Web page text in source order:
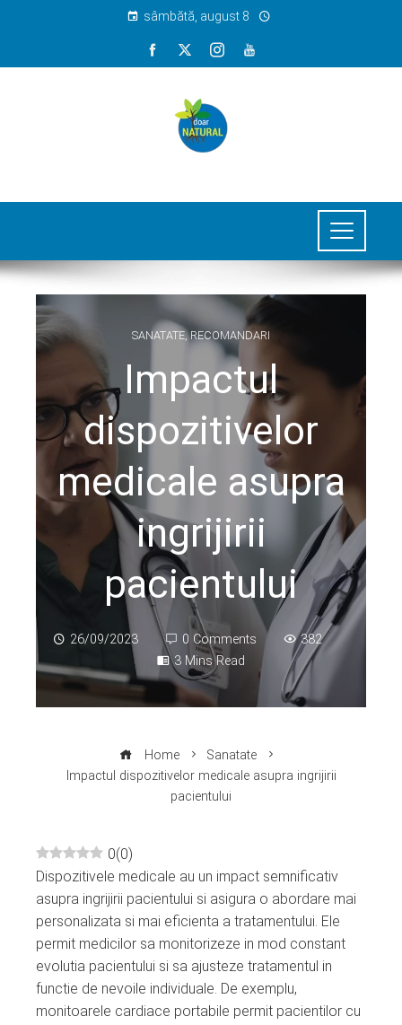
sâmbătă, august 8
SANATATE,RECOMANDARI
Impactul
dispozitivelor
medicale asupra
ingrijirii
pacientului
26/09/2023 0 Comments
382
3 Mins Read
Home
Sanatate
Impactul dispozitivelor medicale asupra ingrijirii
pacientului
0(0)
Dispozitivele medicale au un impact semnificativ
asupra ingrijirii pacientului si asigura o abordare mai
personalizata si mai eficienta a tratamentului. Ele
permit medicilor sa monitorizeze in mod constant
evolutia pacientului si sa ajusteze tratamentul in
functie de nevoile individuale. De exemplu,
monitoarele cardiace portabile permit pacientilor cu